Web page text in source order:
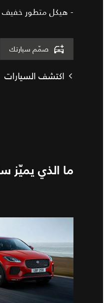
- هيكل متطور خفيف
صمّم سيارتك
اكتشف السيارات
ما الذي يميّز